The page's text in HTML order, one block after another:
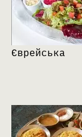
Єврейська